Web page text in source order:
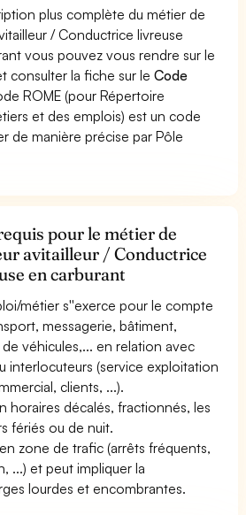
plus complète du métier de
/ Conductrice livreuse
vous pouvez vous rendre sur le
consulter la fiche sur leCode
ROME (pour Répertoire
et des emplois) est un code
de manière précise par Pôle
pour le métier de
avitailleur / Conductrice
en carburant
métier s''exerce pour le compte
messagerie, bâtiment,
véhicules,... en relation avec
interlocuteurs (service exploitation
clients, ...).
horaires décalés, fractionnés, les
fériés ou de nuit.
zone de trafic (arrêts fréquents,
...) et peut impliquer la
lourdes et encombrantes.